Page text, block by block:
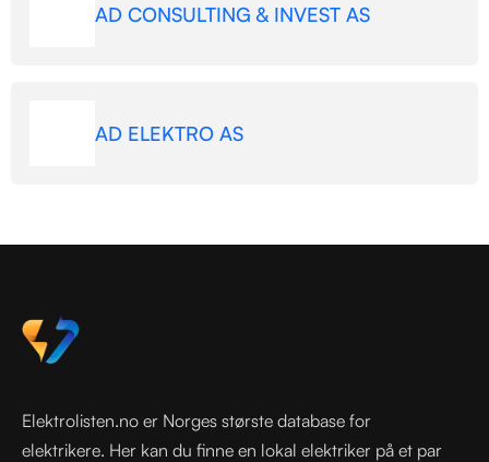
AD CONSULTING & INVEST AS
AD ELEKTRO AS
Elektrolisten.no er Norges største database for
elektrikere. Her kan du finne en lokal elektriker på et par